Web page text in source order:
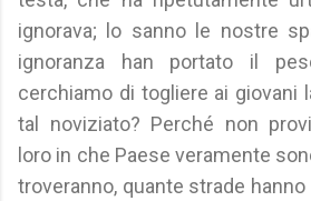
ignorava; lo sanno le nostre
ignoranza han portato il
cerchiamo di togliere ai giovani
tal noviziato? Perché non
loro in che Paese veramente
troveranno, quante strade